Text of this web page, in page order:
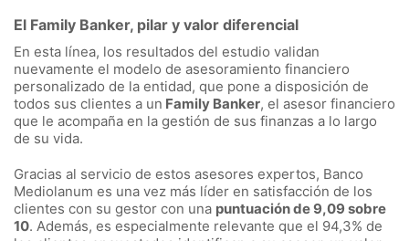
El Family Banker, pilar y valor diferencial
En esta línea, los resultados del estudio validan
nuevamente el modelo de asesoramiento financiero
personalizado de la entidad, que pone a disposición de
todos sus clientes a un Family Banker, el asesor financiero
que le acompaña en la gestión de sus finanzas a lo largo
de su vida.
Gracias al servicio de estos asesores expertos, Banco
Mediolanum es una vez más líder en satisfacción de los
clientes con su gestor con una puntuación de 9,09 sobre
10. Además, es especialmente relevante que el 94,3% de